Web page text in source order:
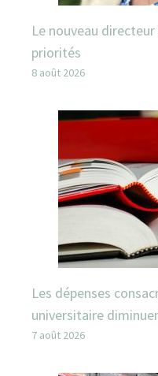
Le nouveau
priorités
8 août 2026
Les dépenses
universitaire
7 août 2026